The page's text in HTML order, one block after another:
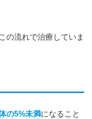
の流れで治療していま
の5%未満になること